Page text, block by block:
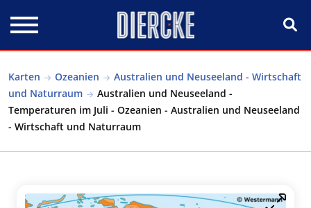
Karten Ozeanien
Australien und Neuseeland - Wirtschaft
und Naturraum
Australien und Neuseeland -
Temperaturen im Juli - Ozeanien - Australien und Neuseeland
- Wirtschaft und Naturraum